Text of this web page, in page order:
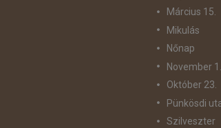
Március 15.
Mikulás
Nőnap
November 1.
Október 23.
Pünkösdi
Szilveszter